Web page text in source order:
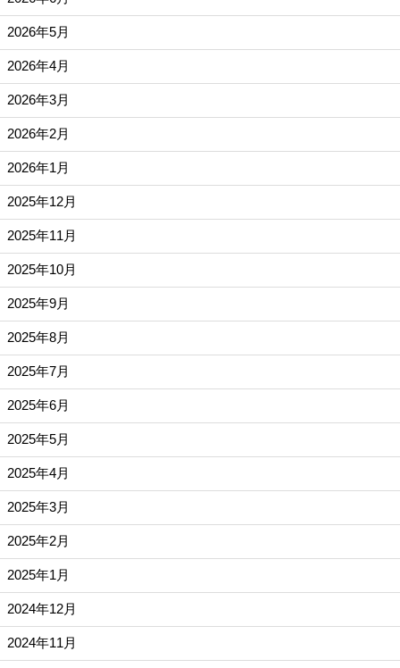
2026年5月
2026年4月
2026年3月
2026年2月
2026年1月
2025年12月
2025年11月
2025年10月
2025年9月
2025年8月
2025年7月
2025年6月
2025年5月
2025年4月
2025年3月
2025年2月
2025年1月
2024年12月
2024年11月